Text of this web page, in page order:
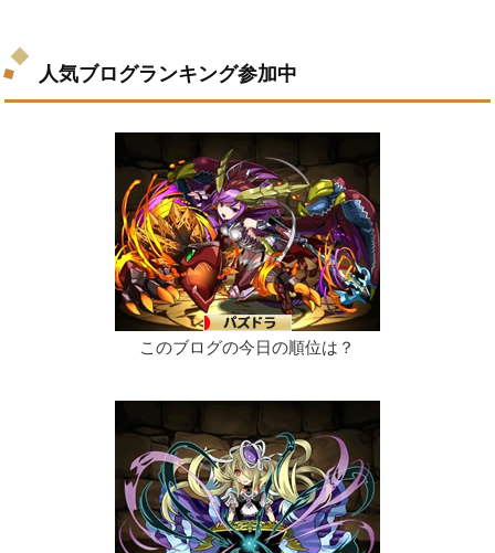
人気ブログランキング参加中
このブログの今日の順位は？